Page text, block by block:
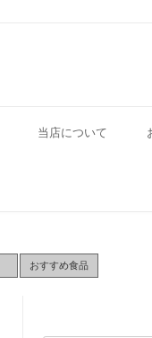
当店について
おすすめ食品